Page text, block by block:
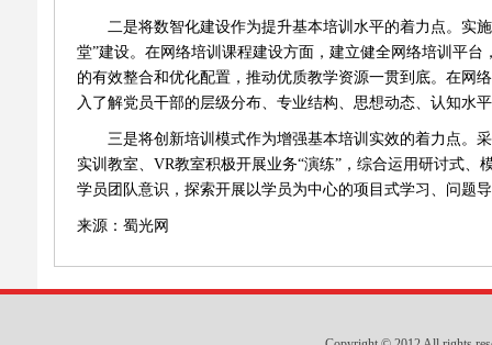
二是将数智化建设作为提升基本培训水平的着力点。实
堂”建设。在网络培训课程建设方面，建立健全网络培训平
的有效整合和优化配置，推动优质教学资源一贯到底。在网
入了解党员干部的层级分布、专业结构、思想动态、认知水
三是将创新培训模式作为增强基本培训实效的着力点。
实训教室、 VR教室积极开展业务“演练” ，综合运用研讨式、
学员团队意识，探索开展以学员为中心的项目式学习、问题
来源：蜀光网